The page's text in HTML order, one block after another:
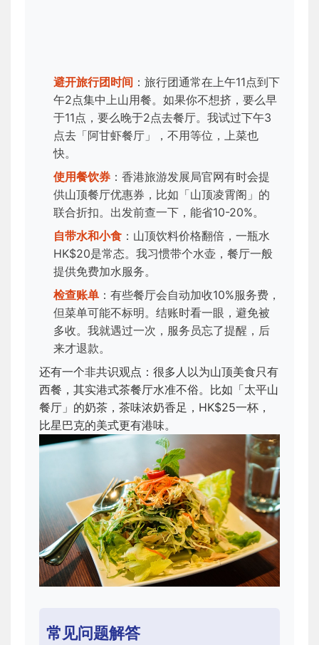
避开旅行团时间 ：旅行团通常在上午11点到下
午2点集中上山用餐。如果你不想挤，要么早
于11点，要么晚于2点去餐厅。我试过下午3
点去「阿甘虾餐厅」，不用等位，上菜也
快。
使用餐饮券 ：香港旅游发展局官网有时会提
供山顶餐厅优惠券，比如「山顶凌霄阁」的
联合折扣。出发前查一下，能省10-20%。
自带水和小食 ：山顶饮料价格翻倍，一瓶水
HK$20是常态。我习惯带个水壶，餐厅一般
提供免费加水服务。
检查账单 ：有些餐厅会自动加收10%服务费，
但菜单可能不标明。结账时看一眼，避免被
多收。我就遇过一次，服务员忘了提醒，后
来才退款。
还有一个非共识观点：很多人以为山顶美食只有
西餐，其实港式茶餐厅水准不俗。比如「太平山
餐厅」的奶茶，茶味浓奶香足，HK$25一杯，
比星巴克的美式更有港味。
常见问题解答